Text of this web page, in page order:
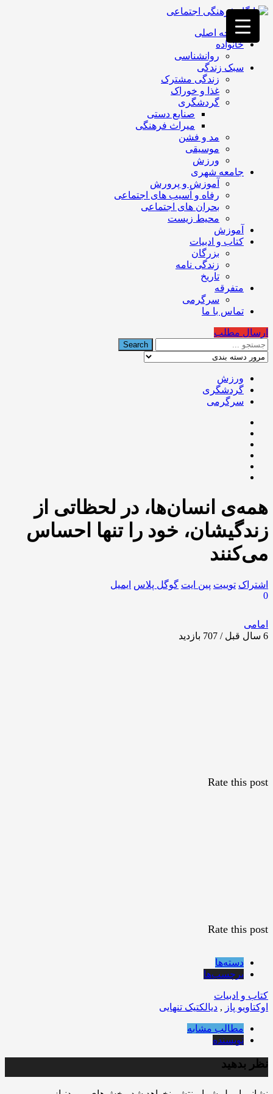
فصد
خون
غرب
تهران
خشکشویی
تصفیه
تهران
صفحه اصلی
خانواده
روانشناسی
سبک زندگی
زندگی مشترک
غذا و خوراک
گردشگری
صنایع دستی
میراث فرهنگی
مد و فشن
موسیقی
ورزش
جامعه شهری
آموزش و پرورش
رفاه و آسیب های اجتماعی
بحران های اجتماعی
محیط زیست
آموزش
کتاب و ادبیات
بزرگان
زندگی نامه
تاریخ
متفرقه
سرگرمی
تماس با ما
ارسال مطلب
ورزش
گردشگری
سرگرمی
‌همه‌ی انسان‌ها، در لحظاتی از
زندگیشان، خود را تنها احساس
می‌کنند
اشتراک توییت پین ایت گوگل‌ پلاس ایمیل
0
امامی
6 سال قبل / 707
بازدید
Rate this post
Rate this post
دسته‌ها
برچسب‌ها
کتاب و ادبیات
اوکتاویو پاز , دیالکتیک تنهایی
مطالب مشابه
نویسنده
نظر بدهید